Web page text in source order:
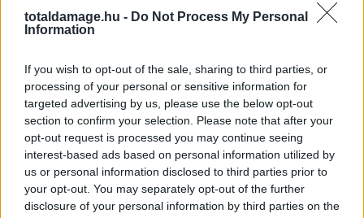
totaldamage.hu - Do Not Process My Personal
Information
If you wish to opt-out of the sale, sharing to third parties, or
processing of your personal or sensitive information for
targeted advertising by us, please use the below opt-out
section to confirm your selection. Please note that after your
opt-out request is processed you may continue seeing
interest-based ads based on personal information utilized by
us or personal information disclosed to third parties prior to
your opt-out. You may separately opt-out of the further
disclosure of your personal information by third parties on the
2026
Hardy még úgy sem tudta megnyerni ezt a bunyót,
hogy 52 fonttal, vagyis 23,5 kilóval nehezebb volt az
ellenfelénél a mérlegelésen – a súlyát ugyanis nem
tudta hozni, ezért köztes súlyban rendezték meg a